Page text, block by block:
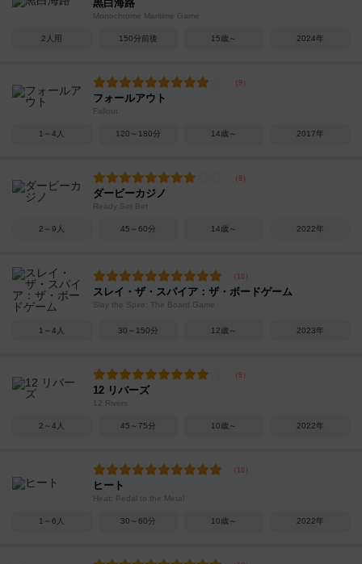
黒白海路
Monochrome Maritime Game
2人用 150分前後 15歳～ 2024年
フォールアウト
Fallout
1～4人 120～180分 14歳～ 2017年
ダービーカジノ
Ready Set Bet
2～9人 45～60分 14歳～ 2022年
スレイ・ザ・スパイア：ザ・ボードゲーム
Slay the Spire: The Board Game
1～4人 30～150分 12歳～ 2023年
12 リバーズ
12 Rivers
2～4人 45～75分 10歳～ 2022年
ヒート
Heat: Pedal to the Metal
1～6人 30～60分 10歳～ 2022年